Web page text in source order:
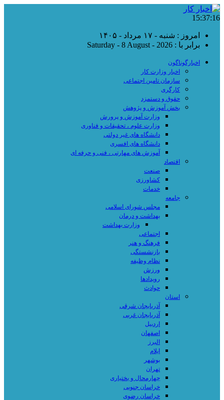
15:37:16
امروز : شنبه - ۱۷ مرداد - ۱۴۰۵
برابر با : Saturday - 8 August - 2026
اخبارگوناگون
اخبار وزارت کار
سازمان تامین اجتماعی
کارگری
حقوق و دستمزد
بخش آموزش و پژوهش
وزارت آموزش و پرورش
وزارت علوم ، تحقیقات و فناوری
دانشگاه های غیر دولتی
دانشگاه های افسری
آموزش های مهارتی ، فنی و حرفه ای
اقتصاد
صنعت
کشاورزی
خدمات
جامعه
مجلس شورای اسلامی
بهداشت و درمان
وزارت بهداشت
اجتماعی
فرهنگ و هنر
بازنشستگی
نظام وظیفه
ورزش
رویدادها
حوادث
استان
آذربایجان شرقی
آذربایجان غربی
اردبیل
اصفهان
البرز
ایلام
بوشهر
تهران
چهارمحال و بختیاری
خراسان جنوبی
خراسان رضوی